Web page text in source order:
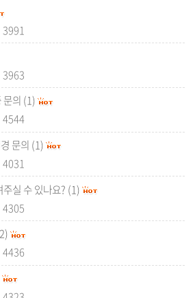
3991
3963
문의 (1)
4544
문의 (1)
4031
실 수 있나요? (1)
4305
4436